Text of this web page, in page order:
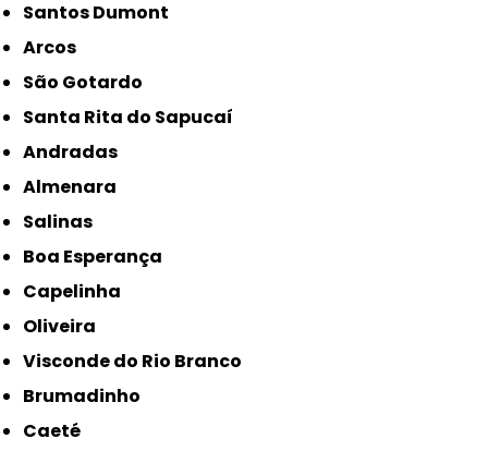
Santos Dumont
Arcos
São Gotardo
Santa Rita do Sapucaí
Andradas
Almenara
Salinas
Boa Esperança
Capelinha
Oliveira
Visconde do Rio Branco
Brumadinho
Caeté